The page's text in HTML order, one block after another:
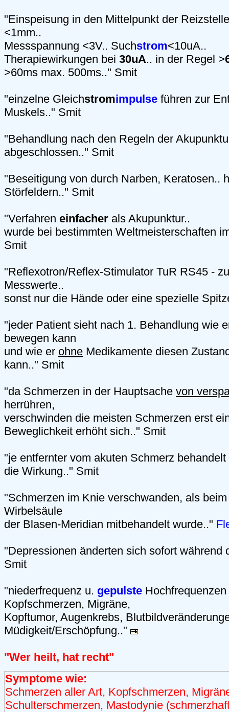
"Einspeisung in den Mittelpunkt der
<1mm..
Messspannung <3V.. Suchstrom<10uA..
Therapiewirkungen bei 30uA.. in der Regel >
>60ms max. 500ms.." Smit
"einzelne Gleichstromimpulse führen zur
Muskels.." Smit
"Behandlung nach den Regeln der
abgeschlossen.." Smit
"Beseitigung von durch Narben, Keratosen..
Störfeldern.." Smit
"Verfahren einfacher als Akupunktur..
wurde bei bestimmten Weltmeisterschaften
Smit
"Reflexotron/Reflex-Stimulator TuR RS45 -
Messwerte..
sonst nur die Hände oder eine spezielle
"jeder Patient sieht nach 1. Behandlung wie
bewegen kann
und wie er ohne Medikamente diesen
kann.." Smit
"da Schmerzen in der Hauptsache von
herrühren,
verschwinden die meisten Schmerzen erst
Beweglichkeit erhöht sich.." Smit
"je entfernter vom akuten Schmerz
die Wirkung.." Smit
"Schmerzen im Knie verschwanden, als
Wirbelsäule
der Blasen-Meridian mitbehandelt wurde.."
"Depressionen änderten sich sofort während
Smit
"niederfrequenz u. gepulste
Kopfschmerzen, Migräne,
Kopftumor, Augenkrebs,
Müdigkeit/Erschöpfung.."
"Wer heilt, hat recht"
Symptome wie:
Schmerzen aller Art, Kopfschmerzen,
Schulterschmerzen, Mastodynie